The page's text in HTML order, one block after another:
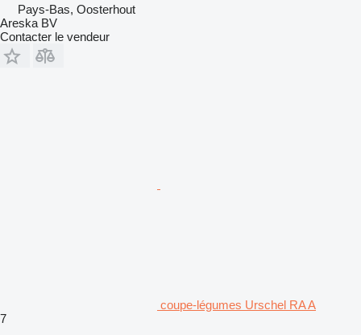
Pays-Bas, Oosterhout
Areska BV
Contacter le vendeur
coupe-légumes Urschel RA A
7